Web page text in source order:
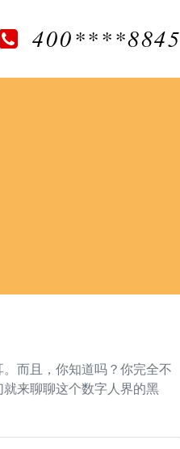
400****8845
而且，你知道吗？你完全不
来聊聊这个数字人界的黑